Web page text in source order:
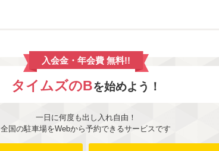
入会金・年会費 無料!!
タイムズのBを始めよう！
一日に何度も出し入れ自由！
全国の駐車場をWebから予約できるサービスです